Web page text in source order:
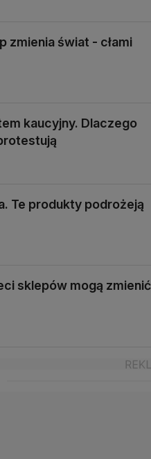
zmienia świat - cłami
kaucyjny. Dlaczego
Te produkty podrożeją
sklepów mogą zmienić